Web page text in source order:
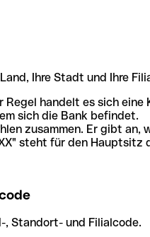
Ihre Stadt und Ihre
handelt es sich eine
sich die Bank befindet.
zusammen. Er gibt
steht für den Hauptsitz
, Standort- und Filialcode.